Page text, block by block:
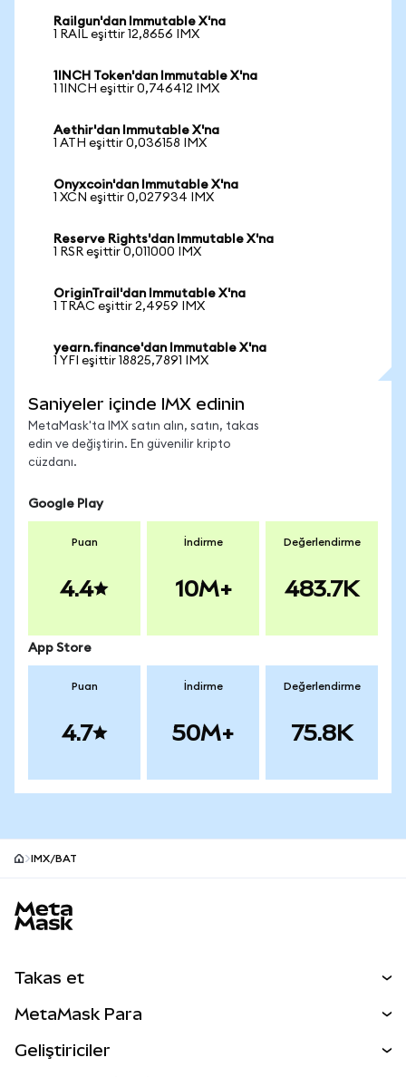
Railgun'dan Immutable X'na
1 RAIL eşittir 12,8656 IMX
1INCH Token'dan Immutable X'na
1 1INCH eşittir 0,746412 IMX
Aethir'dan Immutable X'na
1 ATH eşittir 0,036158 IMX
Onyxcoin'dan Immutable X'na
1 XCN eşittir 0,027934 IMX
Reserve Rights'dan Immutable X'na
1 RSR eşittir 0,011000 IMX
OriginTrail'dan Immutable X'na
1 TRAC eşittir 2,4959 IMX
yearn.finance'dan Immutable X'na
1 YFI eşittir 18825,7891 IMX
Saniyeler içinde IMX edinin
MetaMask'ta IMX satın alın, satın, takas
edin ve değiştirin. En güvenilir kripto
cüzdanı.
Google Play
Puan
4.4
İndirme
10M+
Değerlendirme
483.7K
App Store
Puan
4.7
İndirme
50M+
Değerlendirme
75.8K
IMX/BAT
Takas et
Perps
MetaMask Para
Geliştiriciler